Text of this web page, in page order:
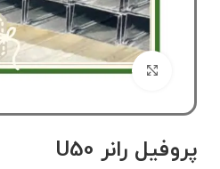
بزرگنمایی تصویر
پروفیل رانر U50